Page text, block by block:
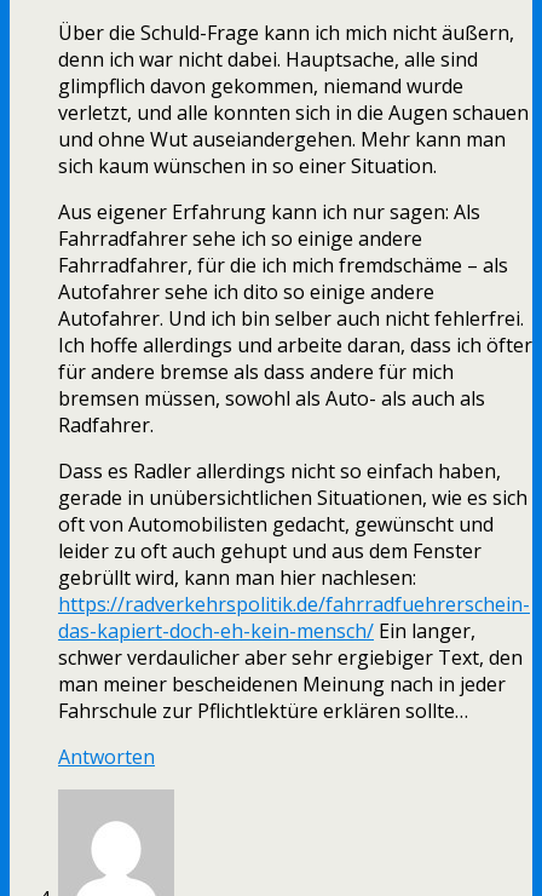
Über die Schuld-Frage kann ich mich nicht äußern,
denn ich war nicht dabei. Hauptsache, alle sind
glimpflich davon gekommen, niemand wurde
verletzt, und alle konnten sich in die Augen schauen
und ohne Wut auseiandergehen. Mehr kann man
sich kaum wünschen in so einer Situation.
Aus eigener Erfahrung kann ich nur sagen: Als
Fahrradfahrer sehe ich so einige andere
Fahrradfahrer, für die ich mich fremdschäme – als
Autofahrer sehe ich dito so einige andere
Autofahrer. Und ich bin selber auch nicht fehlerfrei.
Ich hoffe allerdings und arbeite daran, dass ich öfter
für andere bremse als dass andere für mich
bremsen müssen, sowohl als Auto- als auch als
Radfahrer.
Dass es Radler allerdings nicht so einfach haben,
gerade in unübersichtlichen Situationen, wie es sich
oft von Automobilisten gedacht, gewünscht und
leider zu oft auch gehupt und aus dem Fenster
gebrüllt wird, kann man hier nachlesen:
https://radverkehrspolitik.de/fahrradfuehrerschein-
das-kapiert-doch-eh-kein-mensch/ Ein langer,
schwer verdaulicher aber sehr ergiebiger Text, den
man meiner bescheidenen Meinung nach in jeder
Fahrschule zur Pflichtlektüre erklären sollte…
Antworten